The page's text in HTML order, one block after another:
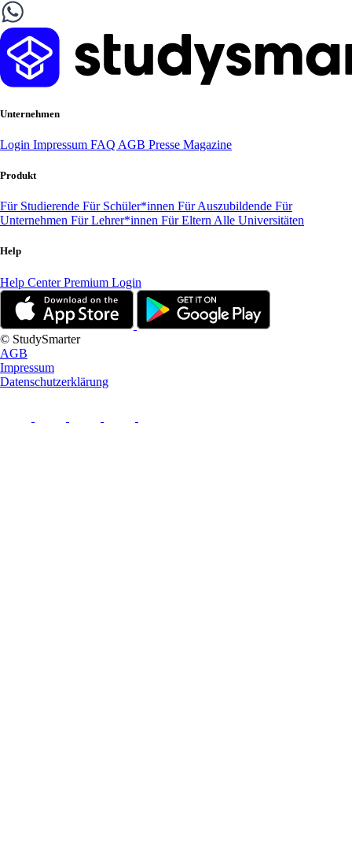
Unternehmen
Login Impressum FAQ AGB Presse Magazine
Produkt
Für Studierende Für Schüler*innen Für Auszubildende Für
Unternehmen Für Lehrer*innen Für Eltern Alle Universitäten
Help
Help CenterPremium Login
© StudySmarter
AGB
Impressum
Datenschutzerklärung